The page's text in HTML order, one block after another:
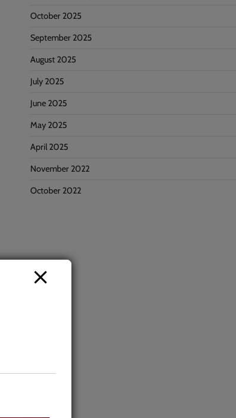
October 2025
September 2025
August 2025
July 2025
June 2025
May 2025
April 2025
November 2022
October 2022